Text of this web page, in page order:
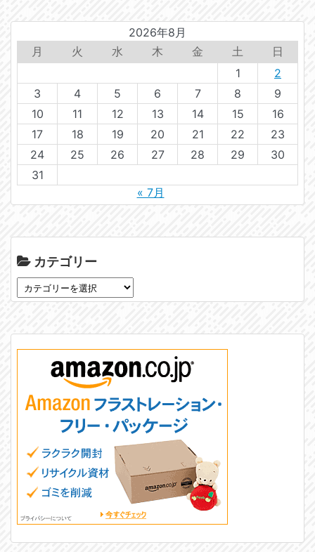
2026年8月
月
火 水 木 金 土
日
1
2
3
4 5 6 7 8
9
10
11 12 13 14 15
16
17
18 19 20 21 22
23
24
25 26 27 28 29
30
31
« 7月
カテゴリー